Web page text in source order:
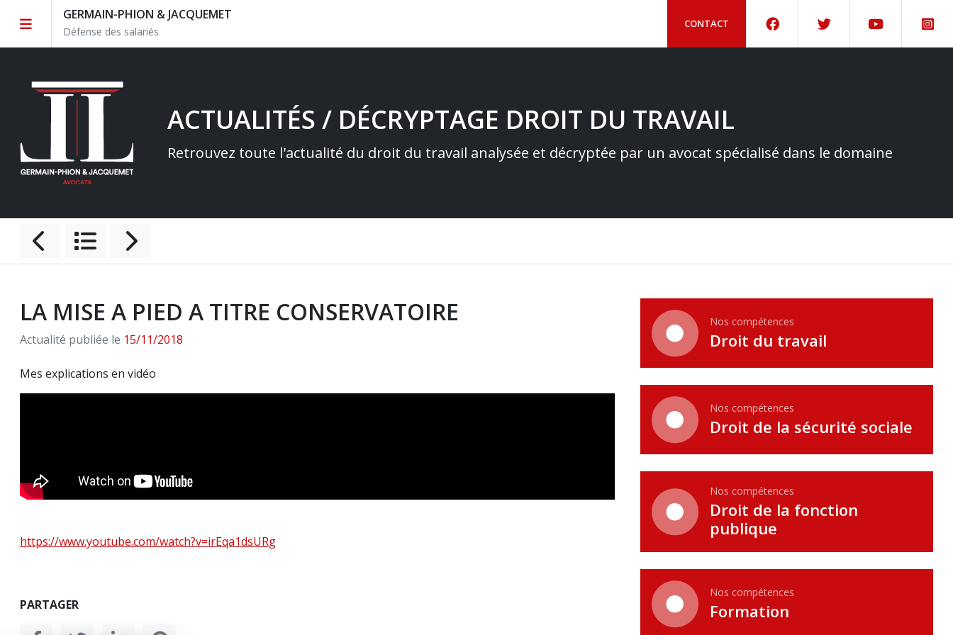
GERMAIN-PHION & JACQUEMET
Défense des salariés
CONTACT
ACTUALITÉS / DÉCRYPTAGE DROIT DU TRAVAIL
Retrouvez toute l'actualité du droit du travail analysée et décryptée par un avocat spécialisé dans le domaine
LA MISE A PIED A TITRE CONSERVATOIRE
Actualité publiée le 15/11/2018
Mes explications en vidéo
https://www.youtube.com/watch?v=irEqa1dsURg
PARTAGER
Nos compétences
Droit du travail
Nos compétences
Droit de la sécurité sociale
Nos compétences
Droit de la fonction
publique
Nos compétences
Formation